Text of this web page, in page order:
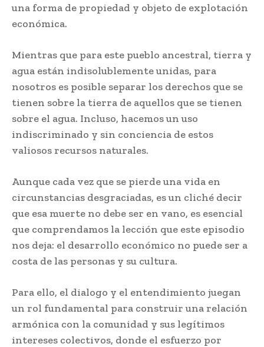
una forma de propiedad y objeto de explotación
económica.
Mientras que para este pueblo ancestral, tierra y
agua están indisolublemente unidas, para
nosotros es posible separar los derechos que se
tienen sobre la tierra de aquellos que se tienen
sobre el agua. Incluso, hacemos un uso
indiscriminado y sin conciencia de estos
valiosos recursos naturales.
Aunque cada vez que se pierde una vida en
circunstancias desgraciadas, es un cliché decir
que esa muerte no debe ser en vano, es esencial
que comprendamos la lección que este episodio
nos deja: el desarrollo económico no puede ser a
costa de las personas y su cultura.
Para ello, el dialogo y el entendimiento juegan
un rol fundamental para construir una relación
armónica con la comunidad y sus legítimos
intereses colectivos, donde el esfuerzo por